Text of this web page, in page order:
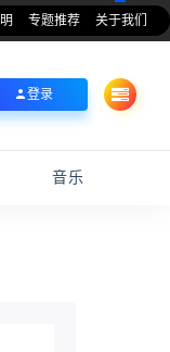
专题推荐 关于我们
登录
音乐